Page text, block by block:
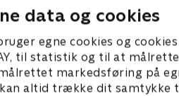
data og cookies
egne cookies og
til statistik og til at
markedsføring på
altid trække dit samtykke